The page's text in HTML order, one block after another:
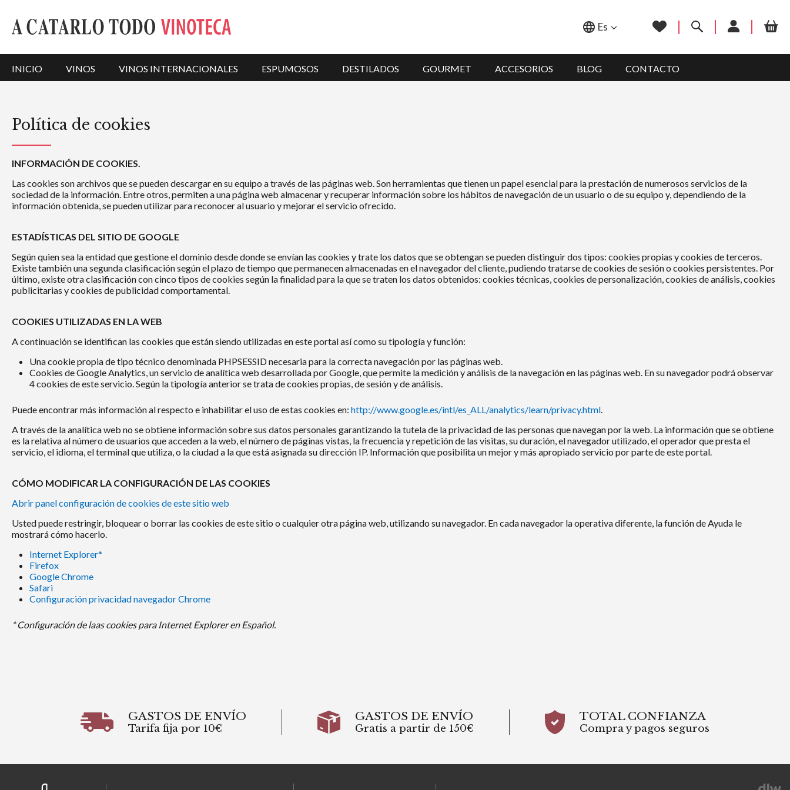
Es
INICIO VINOS VINOS INTERNACIONALES ESPUMOSOS DESTILADOS GOURMET ACCESORIOS BLOG CONTACTO
Política de cookies
INFORMACIÓN DE COOKIES.
Las cookies son archivos que se pueden descargar en su equipo a través de las páginas web. Son herramientas que tienen un papel esencial para la prestación de numerosos servicios de la
sociedad de la información. Entre otros, permiten a una página web almacenar y recuperar información sobre los hábitos de navegación de un usuario o de su equipo y, dependiendo de la
información obtenida, se pueden utilizar para reconocer al usuario y mejorar el servicio ofrecido.
ESTADÍSTICAS DEL SITIO DE GOOGLE
Según quien sea la entidad que gestione el dominio desde donde se envían las cookies y trate los datos que se obtengan se pueden distinguir dos tipos: cookies propias y cookies de terceros.
Existe también una segunda clasificación según el plazo de tiempo que permanecen almacenadas en el navegador del cliente, pudiendo tratarse de cookies de sesión o cookies persistentes. Por
último, existe otra clasificación con cinco tipos de cookies según la finalidad para la que se traten los datos obtenidos: cookies técnicas, cookies de personalización, cookies de análisis, cookies
publicitarias y cookies de publicidad comportamental.
COOKIES UTILIZADAS EN LA WEB
A continuación se identifican las cookies que están siendo utilizadas en este portal así como su tipología y función:
Una cookie propia de tipo técnico denominada PHPSESSID necesaria para la correcta navegación por las páginas web.
Cookies de Google Analytics, un servicio de analítica web desarrollada por Google, que permite la medición y análisis de la navegación en las páginas web. En su navegador podrá observar
4 cookies de este servicio. Según la tipología anterior se trata de cookies propias, de sesión y de análisis.
Puede encontrar más información al respecto e inhabilitar el uso de estas cookies en: http://www.google.es/intl/es_ALL/analytics/learn/privacy.html.
A través de la analítica web no se obtiene información sobre sus datos personales garantizando la tutela de la privacidad de las personas que navegan por la web. La información que se obtiene
es la relativa al número de usuarios que acceden a la web, el número de páginas vistas, la frecuencia y repetición de las visitas, su duración, el navegador utilizado, el operador que presta el
servicio, el idioma, el terminal que utiliza, o la ciudad a la que está asignada su dirección IP. Información que posibilita un mejor y más apropiado servicio por parte de este portal.
CÓMO MODIFICAR LA CONFIGURACIÓN DE LAS COOKIES
Abrir panel configuración de cookies de este sitio web
Usted puede restringir, bloquear o borrar las cookies de este sitio o cualquier otra página web, utilizando su navegador. En cada navegador la operativa diferente, la función de Ayuda le
mostrará cómo hacerlo.
Internet Explorer*
Firefox
Google Chrome
Safari
Configuración privacidad navegador Chrome
* Configuración de laas cookies para Internet Explorer en Español.
GASTOS DE ENVÍO
Tarifa fija por 10€
GASTOS DE ENVÍO
Gratis a partir de 150€
TOTAL CONFIANZA
Compra y pagos seguros